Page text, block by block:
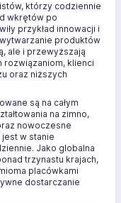
którzy codziennie
wkrętów po
przykład innowacji i
produktów
ale i przewyższają
rozwiązaniom, klienci
oraz niższych
są na całym
na zimno,
nowoczesne
w stanie
Jako globalna
trzynastu krajach,
placówkami
dostarczanie